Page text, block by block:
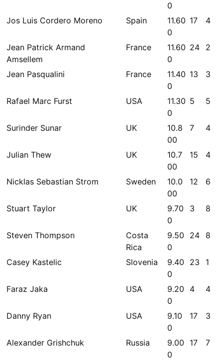
0
Jos Luis Cordero Moreno Spain
11.60
0
17 4
Jean Patrick Armand
Amsellem
France
11.60
0
24 2
Jean Pasqualini France
11.40
0
13 3
Rafael Marc Furst USA
11.30
0
5 5
Surinder Sunar UK
10.8
00
7 4
Julian Thew UK
10.7
00
15 4
Nicklas Sebastian Strom Sweden
10.0
00
12 6
Stuart Taylor UK
9.70
0
3 8
Steven Thompson
Costa
Rica
9.50
0
24 8
Casey Kastelic Slovenia
9.40
0
23 1
Faraz Jaka USA
9.20
0
4 4
Danny Ryan USA
9.10
0
17 3
Alexander Grishchuk Russia
9.00
0
17 7